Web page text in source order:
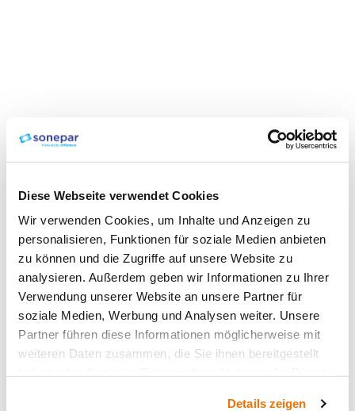
Diese Webseite verwendet Cookies
Wir verwenden Cookies, um Inhalte und Anzeigen zu
personalisieren, Funktionen für soziale Medien anbieten
zu können und die Zugriffe auf unsere Website zu
analysieren. Außerdem geben wir Informationen zu Ihrer
Verwendung unserer Website an unsere Partner für
soziale Medien, Werbung und Analysen weiter. Unsere
Partner führen diese Informationen möglicherweise mit
weiteren Daten zusammen, die Sie ihnen bereitgestellt
Details zeigen